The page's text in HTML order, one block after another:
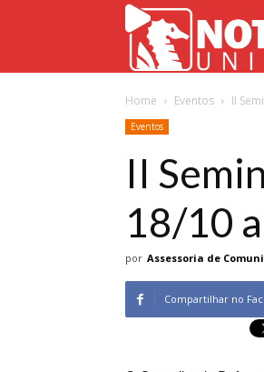
Home Eventos II
Eventos
II
18/10
por Assessoria de
Compartilhar no